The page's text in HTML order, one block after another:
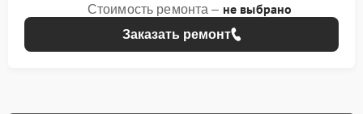
Заказать ремонт
Стоимость ремонта – не выбрано